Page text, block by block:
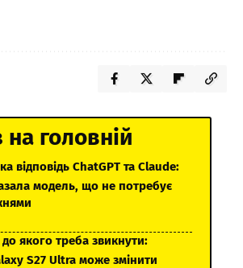
на головній
відповідь ChatGPT та Claude:
модель, що не потребує
якого треба звикнути:
S27 Ultra може змінити